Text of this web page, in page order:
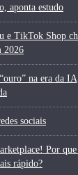
aponta estudo
e TikTok Shop
2026
na era da
sociais
Por que
rápido?